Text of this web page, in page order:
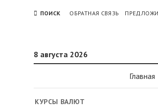
ПОИСК ОБРАТНАЯ СВЯЗЬ
8 августа 2026
Главная
КУРСЫ ВАЛЮТ